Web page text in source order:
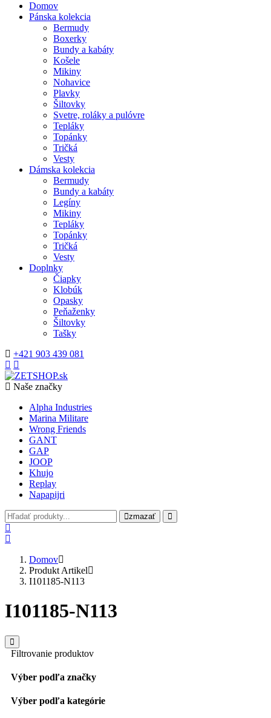
Domov
Pánska kolekcia
Bermudy
Boxerky
Bundy a kabáty
Košele
Mikiny
Nohavice
Plavky
Šiltovky
Svetre, roláky a pulóvre
Tepláky
Topánky
Tričká
Vesty
Dámska kolekcia
Bermudy
Bundy a kabáty
Legíny
Mikiny
Tepláky
Topánky
Tričká
Vesty
Doplnky
Čiapky
Klobúk
Opasky
Peňaženky
Šiltovky
Tašky
+421 903 439 081
Naše značky
Alpha Industries
Marina Militare
Wrong Friends
GANT
GAP
JOOP
Khujo
Replay
Napapijri
zmazať
Domov
Produkt Artikel
I101185-N113
I101185-N113
Filtrovanie produktov
Výber podľa značky
Výber podľa kategórie